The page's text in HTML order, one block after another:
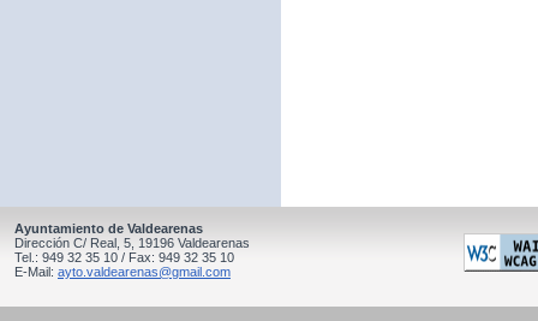
Ayuntamiento de Valdearenas
Dirección C/ Real, 5, 19196 Valdearenas
Tel.: 949 32 35 10 / Fax: 949 32 35 10
E-Mail: ayto.valdearenas@gmail.com